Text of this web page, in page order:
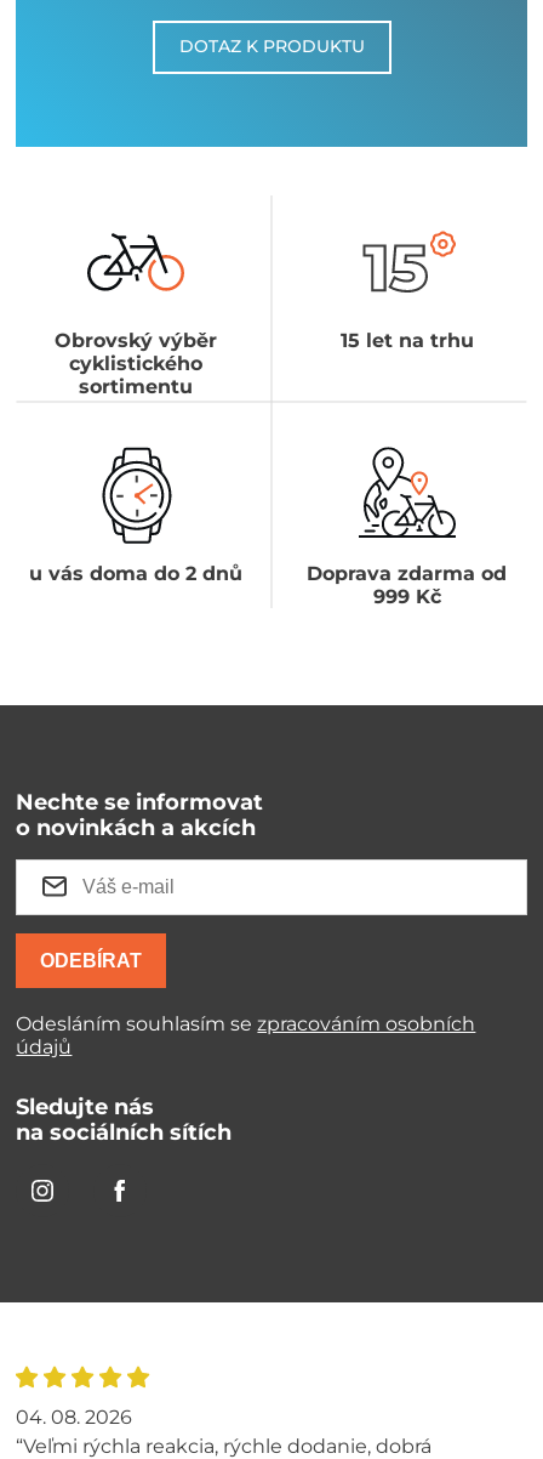
DOTAZ K PRODUKTU
Obrovský výběr
cyklistického
sortimentu
15 let na trhu
u vás doma do 2 dnů
Doprava zdarma od
999 Kč
Nechte se informovat
o novinkách a akcích
ODEBÍRAT
Odesláním souhlasím sezpracováním osobních
údajů
Sledujte nás
na sociálních sítích
04. 08. 2026
“Veľmi rýchla reakcia, rýchle dodanie, dobrá